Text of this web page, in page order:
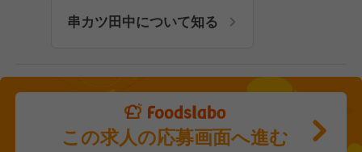
串カツ田中について知る
この求人の応募画面へ進む